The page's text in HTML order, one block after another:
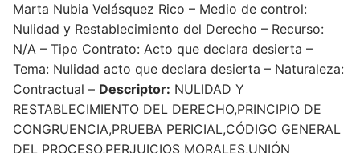
Marta Nubia Velásquez Rico – Medio de control:
Nulidad y Restablecimiento del Derecho – Recurso:
N/A – Tipo Contrato: Acto que declara desierta –
Tema: Nulidad acto que declara desierta – Naturaleza:
Contractual – Descriptor: NULIDAD Y
RESTABLECIMIENTO DEL DERECHO,PRINCIPIO DE
CONGRUENCIA,PRUEBA PERICIAL,CÓDIGO GENERAL
DEL PROCESO,PERJUICIOS MORALES,UNIÓN